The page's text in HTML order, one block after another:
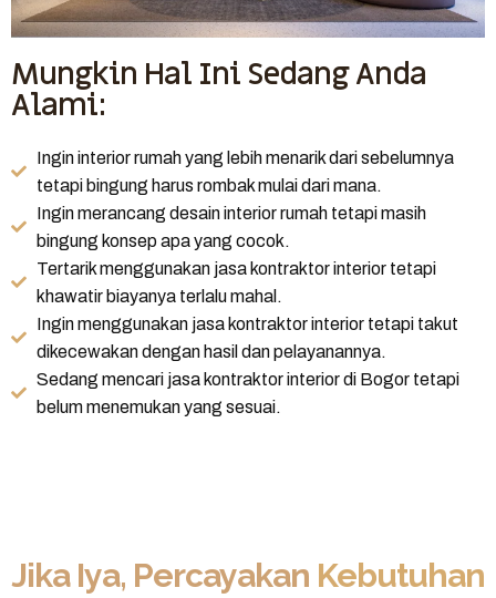
Mungkin Hal Ini Sedang Anda
Alami:
Ingin interior rumah yang lebih menarik dari sebelumnya
tetapi bingung harus rombak mulai dari mana.
Ingin merancang desain interior rumah tetapi masih
bingung konsep apa yang cocok.
Tertarik menggunakan jasa kontraktor interior tetapi
khawatir biayanya terlalu mahal.
Ingin menggunakan jasa kontraktor interior tetapi takut
dikecewakan dengan hasil dan pelayanannya.
Sedang mencari jasa kontraktor interior di Bogor tetapi
belum menemukan yang sesuai.
Jika Iya, Percayakan Kebutuhan